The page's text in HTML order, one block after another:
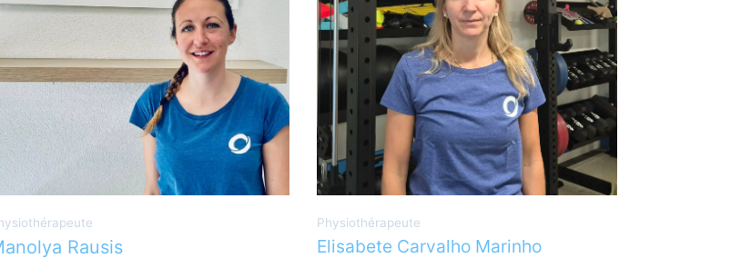
Physiothérapeute diplomé à la Haute
école Léonard de Vinci, option
lombalgie. Passionné de sport et de
montagne. Toujours à la recherche du
traitement le plus adapté pour ses
patients.
Rausis
Physiothérapeute spécialisée en pelvi-
périnéologie. Elle pratique également
la thérapie dermato-fonctionnellle et le
drainage. En coaching, Elisabete est
experte en pilates.
Physiothérapeute
Elisabete Carvalho Marinho